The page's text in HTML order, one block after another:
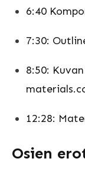
6:40
7:30:
8:50:
12:28:
Osien